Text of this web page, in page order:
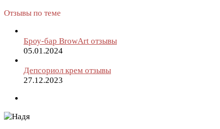
Отзывы по теме
Броу-бар BrowArt отзывы
05.01.2024
Депсориол крем отзывы
27.12.2023